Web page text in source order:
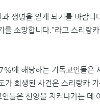
생명을 얻게 되기를 바랍니
를 소망합니다 .”라고 스리랑
7%에 해당하는 기독교인들은
희생된 사건은 스리랑카
들은 신앙을 지켜나가는 데